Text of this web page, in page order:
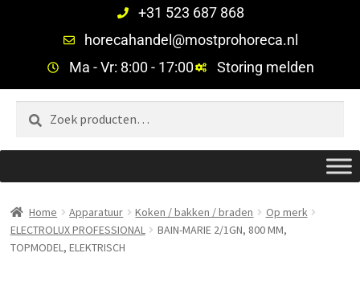
+31 523 687 868
horecahandel@mostprohoreca.nl
Ma - Vr: 8:00 - 17:00
Storing melden
Zoeken
Home Apparatuur Koken / bakken / braden
Op merk
ELECTROLUX PROFESSIONAL
BAIN-MARIE 2/1GN, 800 MM,
TOPMODEL, ELEKTRISCH